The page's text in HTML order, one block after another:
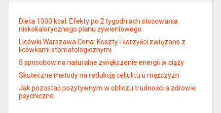
Dieta 1000 kcal: Efekty po 2 tygodniach stosowania
niskokalorycznego planu żywieniowego
Licówki Warszawa Cena: Koszty i korzyści związane z
licówkami stomatologicznymi
5 sposobów na naturalne zwiększenie energii w ciąży
Skuteczne metody na redukcję cellulitu u mężczyzn
Jak pozostać pozytywnym w obliczu trudności a zdrowie
psychiczne